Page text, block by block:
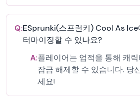
Q:ESprunki(스프런키) Cool As Ice
터마이징할 수 있나요?
A:플레이어는 업적을 통해 캐
잠금 해제할 수 있습니다. 당
세요!